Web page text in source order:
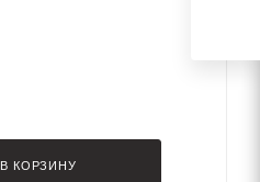
В КОРЗИНУ